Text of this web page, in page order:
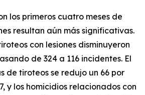
los primeros cuatro meses de
resultan aún más significativas.
con lesiones disminuyeron
de 324 a 116 incidentes. El
de tiroteos se redujo un 66 por
y los homicidios relacionados con